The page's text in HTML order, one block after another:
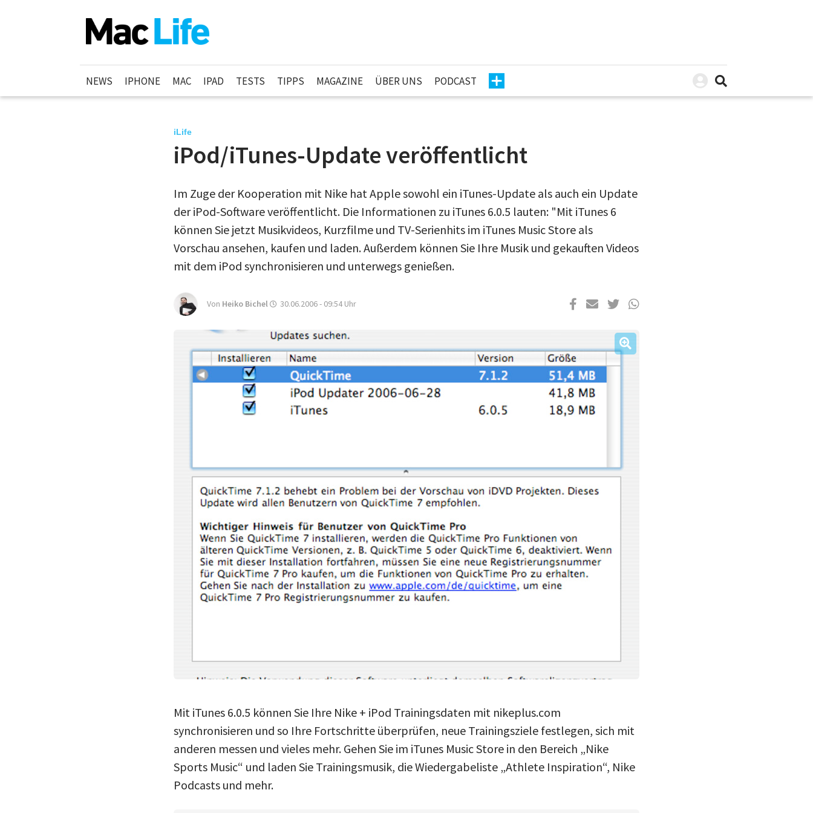
NEWS IPHONE MAC IPAD TESTS TIPPS MAGAZINE ÜBER UNS PODCAST
iLife
iPod/iTunes-Update veröffentlicht
Im Zuge der Kooperation mit Nike hat Apple sowohl ein iTunes-Update als auch ein Update
der iPod-Software veröffentlicht. Die Informationen zu iTunes 6.0.5 lauten: "Mit iTunes 6
können Sie jetzt Musikvideos, Kurzfilme und TV-Serienhits im iTunes Music Store als
Vorschau ansehen, kaufen und laden. Außerdem können Sie Ihre Musik und gekauften Videos
mit dem iPod synchronisieren und unterwegs genießen.
Von Heiko Bichel 30.06.2006 - 09:54 Uhr
Mit iTunes 6.0.5 können Sie Ihre Nike + iPod Trainingsdaten mit nikeplus.com
synchronisieren und so Ihre Fortschritte überprüfen, neue Trainingsziele festlegen, sich mit
anderen messen und vieles mehr. Gehen Sie im iTunes Music Store in den Bereich „Nike
Sports Music“ und laden Sie Trainingsmusik, die Wiedergabeliste „Athlete Inspiration“, Nike
Podcasts und mehr.